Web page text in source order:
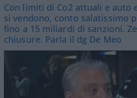
Con limiti di Co2 attuali e auto
si vendono, conto salatissimo
fino a 15 miliardi di sanzioni.
chiusure. Parla il dg De Meo